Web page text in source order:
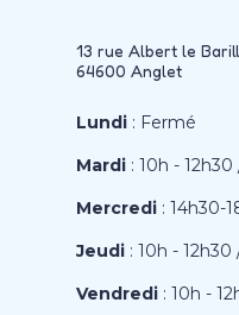
13 rue Albert le
64600 Anglet
Lundi : Fermé
Mardi : 10h -
Mercredi : 14h30-
Jeudi : 10h -
Vendredi : 10h -